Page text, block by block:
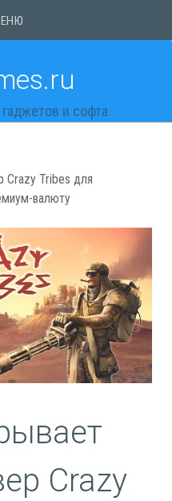
и софта
Crazy Tribes для
валюту
Crazy